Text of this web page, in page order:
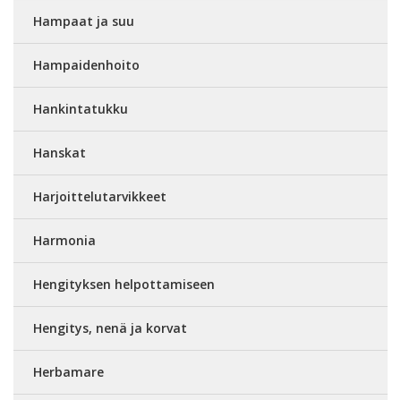
Hampaat ja suu
Hampaidenhoito
Hankintatukku
Hanskat
Harjoittelutarvikkeet
Harmonia
Hengityksen helpottamiseen
Hengitys, nenä ja korvat
Herbamare